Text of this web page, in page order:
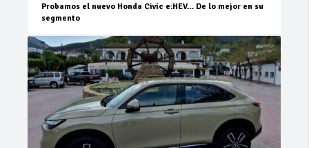
Probamos el nuevo Honda Civic e:HEV… De lo mejor en su
segmento